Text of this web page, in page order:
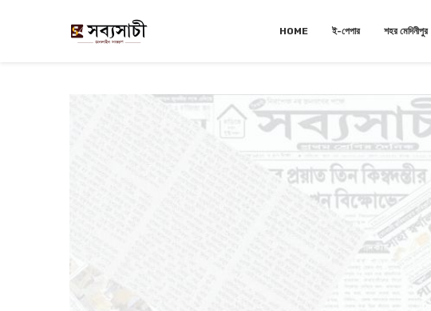
HOME ই-পেপার শহর মেদিনীপুর